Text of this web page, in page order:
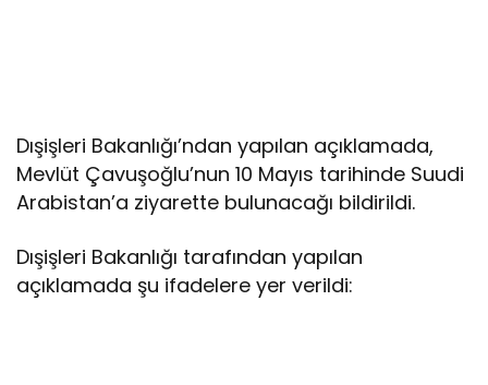
Dışişleri Bakanlığı’ndan yapılan açıklamada,
Mevlüt Çavuşoğlu’nun 10 Mayıs tarihinde Suudi
Arabistan’a ziyarette bulunacağı bildirildi.
Dışişleri Bakanlığı tarafından yapılan
açıklamada şu ifadelere yer verildi: